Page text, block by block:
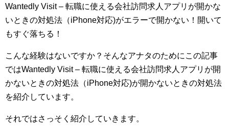
Wantedly Visit – 転職に使える会社訪問求人アプリが開かな
いときの対処法（iPhone対応)がエラーで開かない！開いて
もすぐ落ちる！
こんな経験はないですか？そんなアナタのためにこの記事
ではWantedly Visit – 転職に使える会社訪問求人アプリが開
かないときの対処法（iPhone対応)が開かないときの対処法
を紹介しています。
それではさっそく紹介していきます。